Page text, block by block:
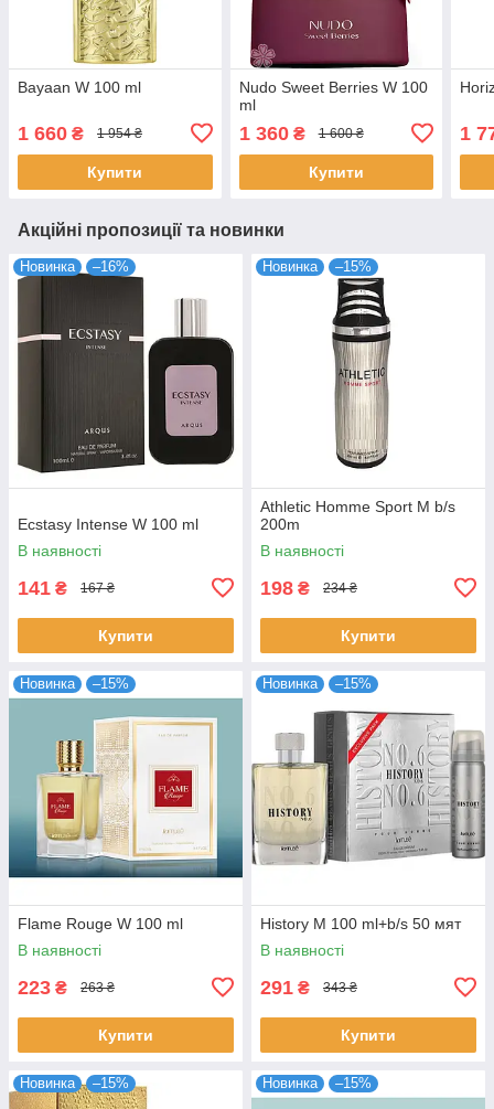
Bayaan W 100 ml
1 660 ₴ 1 954 ₴
Купити
Nudo Sweet Berries W 100
ml
1 360₴ 1 600 ₴
Купити
1
Акційні пропозиції та новинки
Новинка –16%
Ecstasy Intense W 100 ml
В наявності
141 ₴ 167 ₴
Купити
Новинка –15%
Athletic Homme Sport M b/s
200m
В наявності
198 ₴ 234 ₴
Купити
Новинка –15%
Flame Rouge W 100 ml
В наявності
223 ₴ 263 ₴
Купити
Новинка –15%
History M 100 ml+b/s 50 мят
В наявності
291 ₴ 343 ₴
Купити
Новинка –15% Новинка –15%